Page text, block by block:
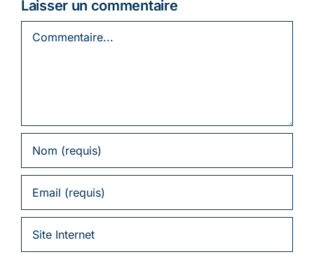
Laisser un commentaire